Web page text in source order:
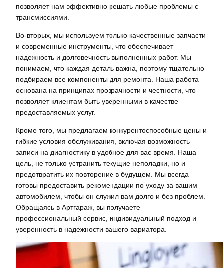
позволяет нам эффективно решать любые проблемы с
трансмиссиями.
Во-вторых, мы используем только качественные запчасти
и современные инструменты, что обеспечивает
надежность и долговечность выполненных работ. Мы
понимаем, что каждая деталь важна, поэтому тщательно
подбираем все компоненты для ремонта. Наша работа
основана на принципах прозрачности и честности, что
позволяет клиентам быть уверенными в качестве
предоставляемых услуг.
Кроме того, мы предлагаем конкурентоспособные цены и
гибкие условия обслуживания, включая возможность
записи на диагностику в удобное для вас время. Наша
цель, не только устранить текущие неполадки, но и
предотвратить их повторение в будущем. Мы всегда
готовы предоставить рекомендации по уходу за вашим
автомобилем, чтобы он служил вам долго и без проблем.
Обращаясь в Артгараж, вы получаете
профессиональный сервис, индивидуальный подход и
уверенность в надежности вашего вариатора.